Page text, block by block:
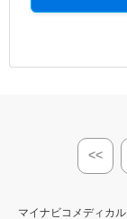
<<
マイナビコメディカル